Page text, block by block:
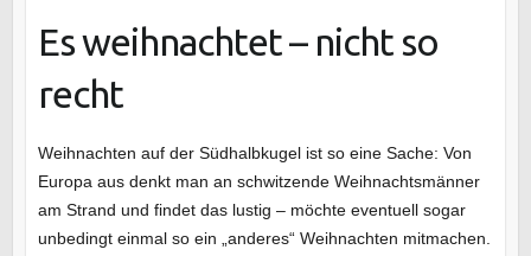
Es weihnachtet – nicht so
recht
Weihnachten auf der Südhalbkugel ist so eine Sache: Von
Europa aus denkt man an schwitzende Weihnachtsmänner
am Strand und findet das lustig – möchte eventuell sogar
unbedingt einmal so ein „anderes“ Weihnachten mitmachen.